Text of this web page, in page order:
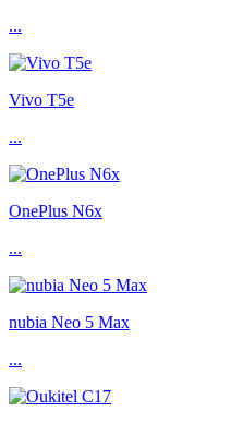
...
Vivo T5e
...
OnePlus N6x
...
nubia Neo 5 Max
...